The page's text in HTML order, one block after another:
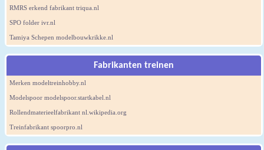
RMRS erkend fabrikant triqua.nl
SPO folder ivr.nl
Tamiya Schepen modelbouwkrikke.nl
Fabrikanten treinen
Merken modeltreinhobby.nl
Modelspoor modelspoor.startkabel.nl
Rollendmaterieelfabrikant nl.wikipedia.org
Treinfabrikant spoorpro.nl